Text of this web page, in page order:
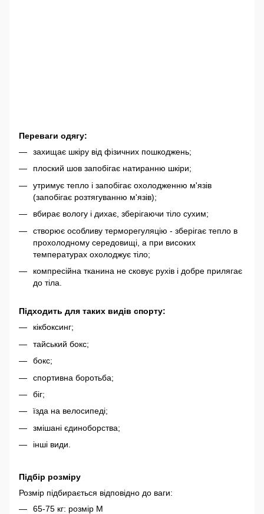
Переваги одягу:
захищає шкіру від фізичних пошкоджень;
плоский шов запобігає натиранню шкіри;
утримує тепло і запобігає охолодженню м'язів
(запобігає розтягуванню м'язів);
вбирає вологу і дихає, зберігаючи тіло сухим;
створює особливу терморегуляцію - зберігає тепло в
прохолодному середовищі, а при високих
температурах охолоджує тіло;
компресійна тканина не сковує рухів і добре прилягає
до тіла.
Підходить для таких видів спорту:
кікбоксинг;
тайський бокс;
бокс;
спортивна боротьба;
біг;
їзда на велосипеді;
змішані єдиноборства;
інші види.
Підбір розміру
Розмір підбирається відповідно до ваги:
65-75 кг: розмір М